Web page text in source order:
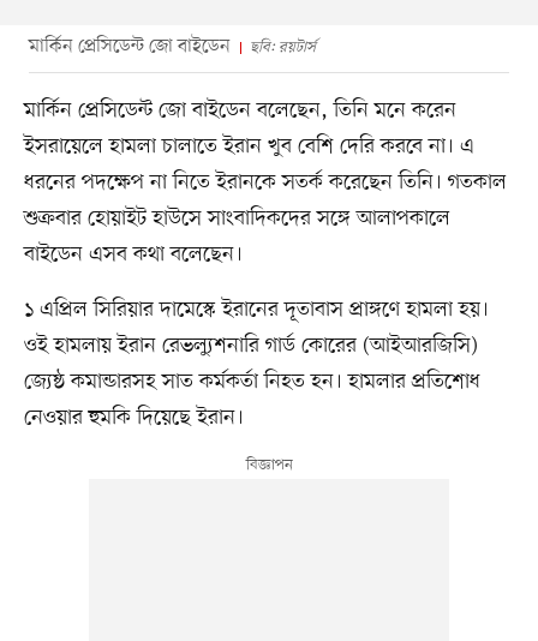
মার্কিন প্রেসিডেন্ট জো বাইডেন ছবি: রয়টার্স
মার্কিন প্রেসিডেন্ট জো বাইডেন বলেছেন, তিনি মনে করেন
ইসরায়েলে হামলা চালাতে ইরান খুব বেশি দেরি করবে না। এ
ধরনের পদক্ষেপ না নিতে ইরানকে সতর্ক করেছেন তিনি। গতকাল
শুক্রবার হোয়াইট হাউসে সাংবাদিকদের সঙ্গে আলাপকালে
বাইডেন এসব কথা বলেছেন।
১ এপ্রিল সিরিয়ার দামেস্কে ইরানের দূতাবাস প্রাঙ্গণে হামলা হয়।
ওই হামলায় ইরান রেভল্যুশনারি গার্ড কোরের (আইআরজিসি)
জ্যেষ্ঠ কমান্ডারসহ সাত কর্মকর্তা নিহত হন। হামলার প্রতিশোধ
নেওয়ার হুমকি দিয়েছে ইরান।